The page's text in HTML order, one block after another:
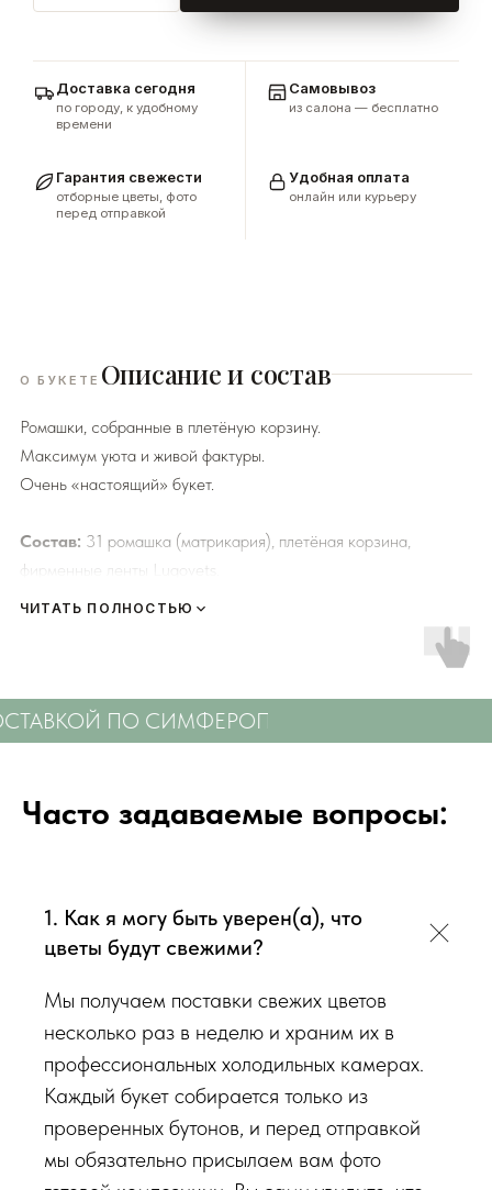
Доставка сегодня
по городу, к удобному
времени
Самовывоз
из салона — бесплатно
Гарантия свежести
отборные цветы, фото
перед отправкой
Удобная оплата
онлайн или курьеру
О БУКЕТЕ Описание и состав
Ромашки, собранные в плетёную корзину.
Максимум уюта и живой фактуры.
Очень «настоящий» букет.
Состав: 31 ромашка (матрикария), плетёная корзина,
фирменные ленты Lugovets.
радовали Вас❤️
исходя из ассортимента свежих цветов, которые есть в
наличии на момент нужной даты доставки. Заказывая
гаммы, формату), после заказа с Вами сразу свяжется наш
администратор для уточнения деталей заказа.
Перед тем как отправить букет на доставку мы
обязательно пришлем Вам на согласование фото и
видео непосредственно того букета, который наш
флорист собрал для Вас.
Доставка цветов в Симферополе. Качественно. Быстро.
ЧИТАТЬ ПОЛНОСТЬЮ
ПО СИМФЕРОПОЛЮ
Часто задаваемые вопросы:
1. Как я могу быть уверен(а), что
цветы будут свежими?
Мы получаем поставки свежих цветов
несколько раз в неделю и храним их в
профессиональных холодильных камерах.
Каждый букет собирается только из
проверенных бутонов, и перед отправкой
мы обязательно присылаем вам фото